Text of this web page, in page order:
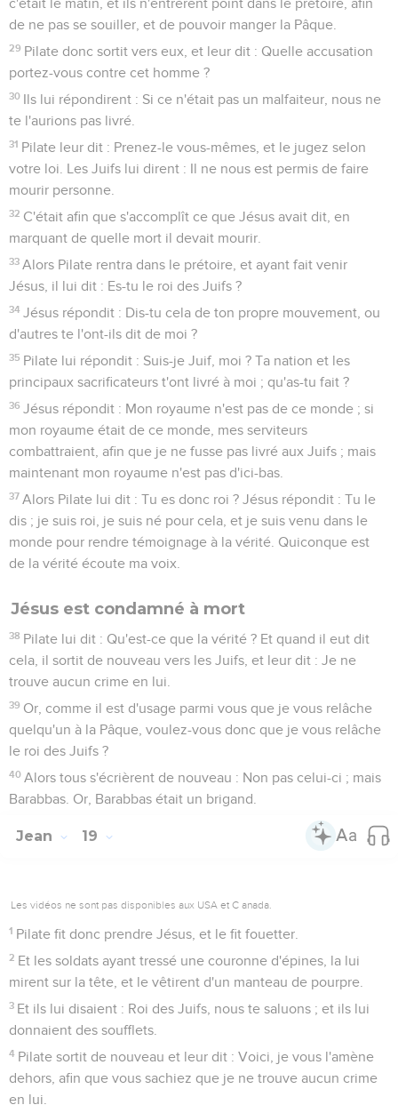
c'était le matin, et ils n'entrèrent point dans le prétoire, afin
de ne pas se souiller, et de pouvoir manger la Pâque.
29 Pilate donc sortit vers eux, et leur dit : Quelle accusation
portez-vous contre cet homme ?
30 Ils lui répondirent : Si ce n'était pas un malfaiteur, nous ne
te l'aurions pas livré.
31 Pilate leur dit : Prenez-le vous-mêmes, et le jugez selon
votre loi. Les Juifs lui dirent : Il ne nous est permis de faire
mourir personne.
32 C'était afin que s'accomplît ce que Jésus avait dit, en
marquant de quelle mort il devait mourir.
33 Alors Pilate rentra dans le prétoire, et ayant fait venir
Jésus, il lui dit : Es-tu le roi des Juifs ?
34 Jésus répondit : Dis-tu cela de ton propre mouvement, ou
d'autres te l'ont-ils dit de moi ?
35 Pilate lui répondit : Suis-je Juif, moi ? Ta nation et les
principaux sacrificateurs t'ont livré à moi ; qu'as-tu fait ?
36 Jésus répondit : Mon royaume n'est pas de ce monde ; si
mon royaume était de ce monde, mes serviteurs
combattraient, afin que je ne fusse pas livré aux Juifs ; mais
maintenant mon royaume n'est pas d'ici-bas.
37 Alors Pilate lui dit : Tu es donc roi ? Jésus répondit : Tu le
dis ; je suis roi, je suis né pour cela, et je suis venu dans le
monde pour rendre témoignage à la vérité. Quiconque est
de la vérité écoute ma voix.
Jésus est condamné à mort
38 Pilate lui dit : Qu'est-ce que la vérité ? Et quand il eut dit
cela, il sortit de nouveau vers les Juifs, et leur dit : Je ne
trouve aucun crime en lui.
39 Or, comme il est d'usage parmi vous que je vous relâche
quelqu'un à la Pâque, voulez-vous donc que je vous relâche
le roi des Juifs ?
40 Alors tous s'écrièrent de nouveau : Non pas celui-ci ; mais
Barabbas. Or, Barabbas était un brigand.
Jean 19
Les vidéos ne sont pas disponibles aux USA et C anada.
1 Pilate fit donc prendre Jésus, et le fit fouetter.
2 Et les soldats ayant tressé une couronne d'épines, la lui
mirent sur la tête, et le vêtirent d'un manteau de pourpre.
3 Et ils lui disaient : Roi des Juifs, nous te saluons ; et ils lui
donnaient des soufflets.
4 Pilate sortit de nouveau et leur dit : Voici, je vous l'amène
dehors, afin que vous sachiez que je ne trouve aucun crime
en lui.